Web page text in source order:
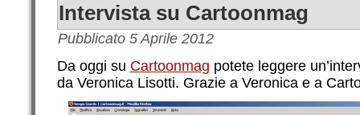
Intervista su Cartoonmag
Pubblicato 5 Aprile 2012
Da oggi su Cartoonmag potete leggere
da Veronica Lisotti. Grazie a Veronica e a